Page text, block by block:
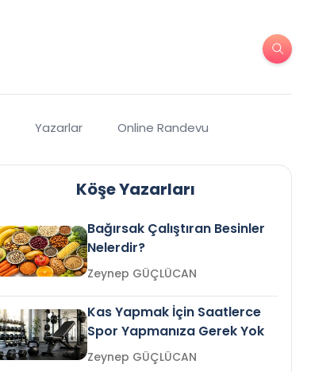
Yazarlar Online Randevu
Köşe Yazarları
Bağırsak Çalıştıran Besinler
Nelerdir?
Zeynep GÜÇLÜCAN
Kas Yapmak İçin Saatlerce
Spor Yapmanıza Gerek Yok
Zeynep GÜÇLÜCAN